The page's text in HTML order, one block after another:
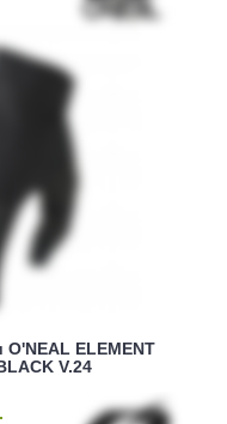
ELEMENT
V.24